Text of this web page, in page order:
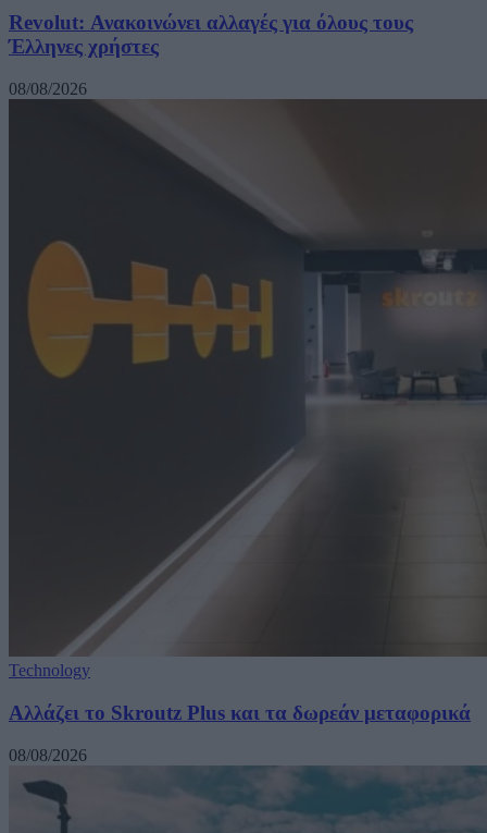
Revolut: Ανακοινώνει αλλαγές για όλους τους
Έλληνες χρήστες
08/08/2026
Technology
Αλλάζει το Skroutz Plus και τα δωρεάν μεταφορικά
08/08/2026